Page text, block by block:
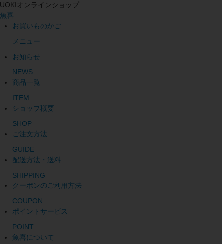
UOKIオンラインショップ
魚喜
お買いものかご
メニュー
お知らせ
NEWS
商品一覧
ITEM
ショップ概要
SHOP
ご注文方法
GUIDE
配送方法・送料
SHIPPING
クーポンのご利用方法
COUPON
ポイントサービス
POINT
魚喜について